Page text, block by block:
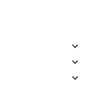


